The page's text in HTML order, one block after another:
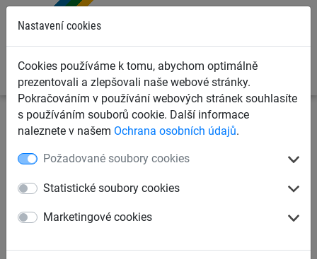
Nastavení cookies
Cookies používáme k tomu, abychom optimálně
prezentovali a zlepšovali naše webové stránky.
Pokračováním v používání webových stránek souhlasíte
s používáním souborů cookie. Další informace
naleznete v našem Ochrana osobních údajů.
Požadované soubory cookies
Statistické soubory cookies
Marketingové cookies
Ochranné sítě a plachty
Sítě na pískoviště a voliéry
Ochranná síť bezuzlová PP 1,5
mm, oko 100 mm